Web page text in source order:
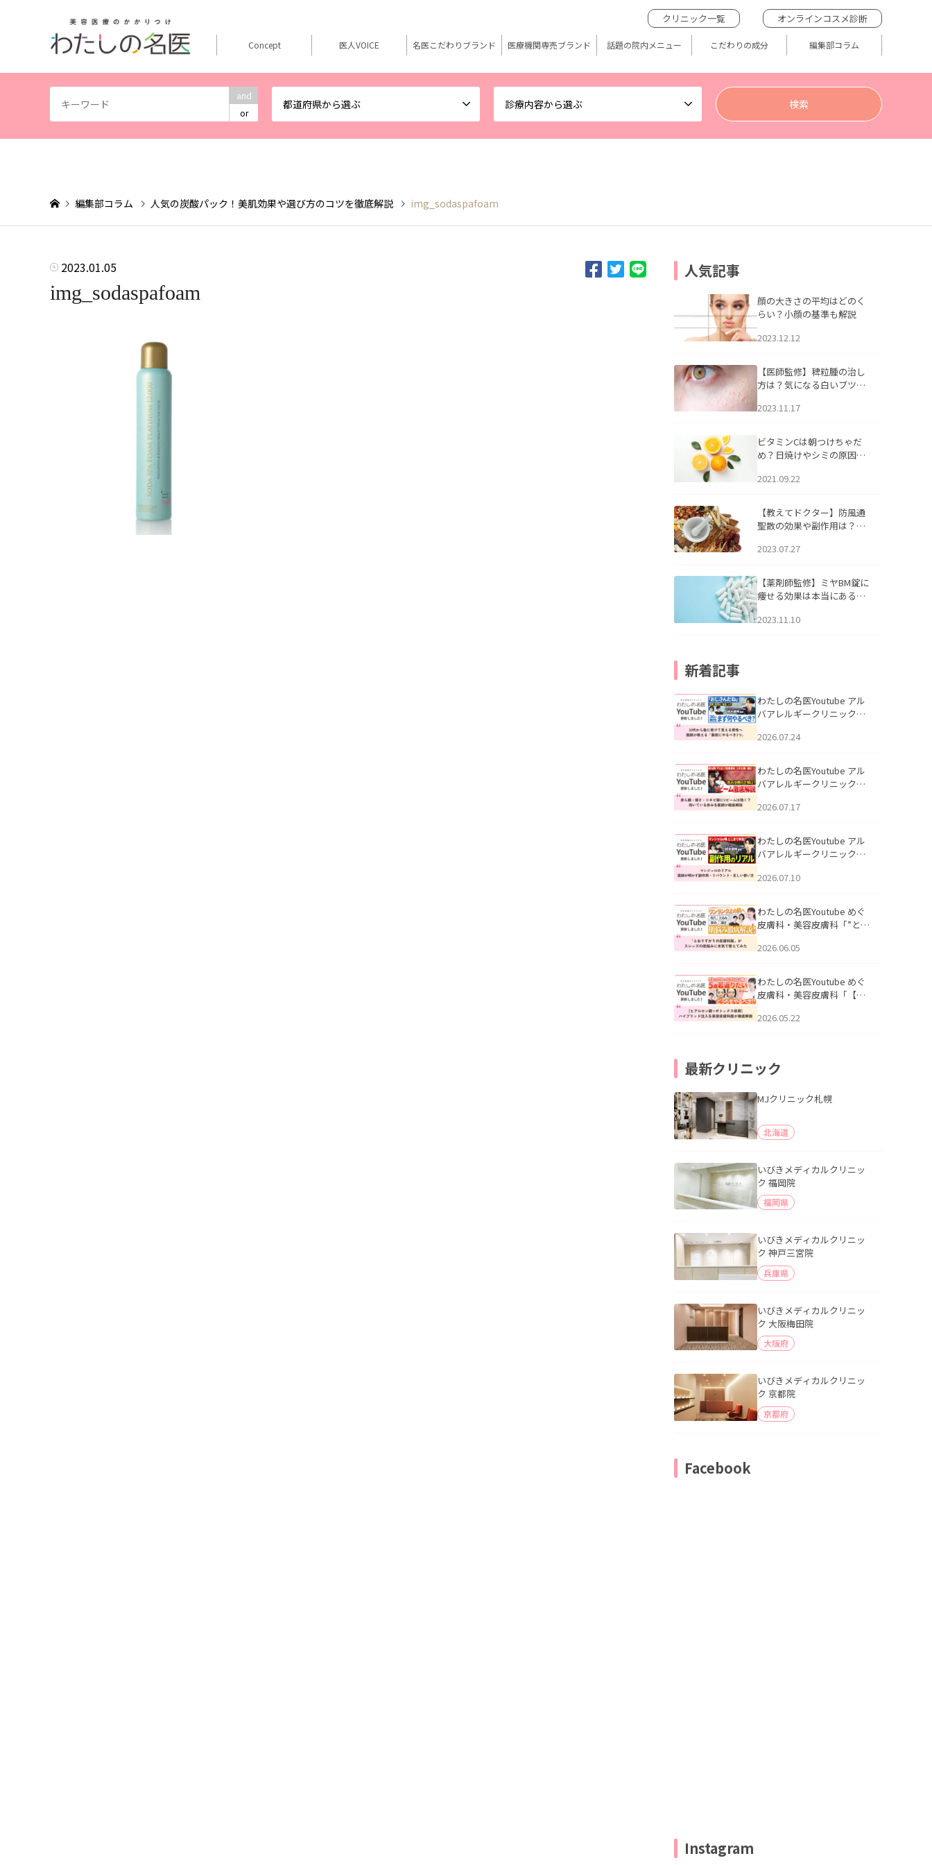
and
or
都道府県から選ぶ 診療内容から選ぶ
クリニック一覧 オンラインコスメ診断
Concept 医人VOICE 名医こだわりブランド 医療機関専売ブランド 話題の院内メニュー こだわりの成分 編集部コラム
編集部コラム 人気の炭酸パック！美肌効果や選び方のコツを徹底解説 img_sodaspafoam
2023.01.05
img_sodaspafoam
人気記事
顔の大きさの平均はどのく
らい？小顔の基準も解説
2023.12.12
【医師監修】稗粒腫の治し
方は？気になる白いブツブ
アについて
2023.11.17
ビタミンCは朝つけちゃだ
め？日焼けやシミの原因に
2021.09.22
【教えてドクター】防風通
聖散の効果や副作用は？長
2023.07.27
【薬剤師監修】ミヤBM錠に
痩せる効果は本当にある
2023.11.10
新着記事
わたしの名医Youtube アル
バアレルギークリニック札
える男性へ｜医師が教える
公開いたしました。
2026.07.24
わたしの名医Youtube アル
バアレルギークリニック札
跡にVビームは効く？向いて
説」を公開いたしました。
2026.07.17
わたしの名医Youtube アル
バアレルギークリニック札
医師が明かす副作用・リバ
公開いたしました。
2026.07.10
わたしの名医Youtube めぐ
皮膚科・美容皮膚科「”とお
ッズの肌悩みに本気で答え
た。
2026.06.05
わたしの名医Youtube めぐ
皮膚科・美容皮膚科「【ヒ
用】ハイブリッド注入を美
2026.05.22
最新クリニック
MJクリニック札幌
北海道
いびきメディカルクリニッ
ク 福岡院
福岡県
いびきメディカルクリニッ
ク 神戸三宮院
兵庫県
いびきメディカルクリニッ
ク 大阪梅田院
大阪府
いびきメディカルクリニッ
ク 京都院
京都府
Facebook
Instagram